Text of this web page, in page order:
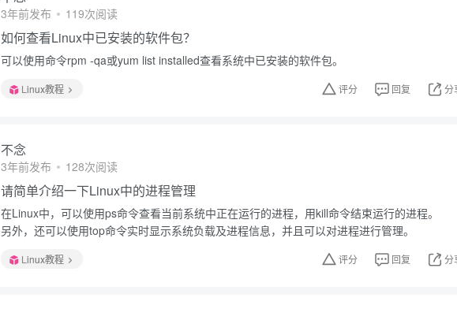
3年前发布 119次阅读
如何查看Linux中已安装的软件包？
可以使用命令rpm -qa或yum list installed查看系统中已安装的软件包。
Linux教程 评分 回复 分
不念
3年前发布 128次阅读
请简单介绍一下Linux中的进程管理
在Linux中，可以使用ps命令查看当前系统中正在运行的进程，用kill命令结束运行的进程。
另外，还可以使用top命令实时显示系统负载及进程信息，并且可以对进程进行管理。
Linux教程 评分 回复 分